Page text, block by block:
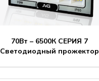
70Вт – 6500К СЕРИЯ 7
Светодиодный прожектор